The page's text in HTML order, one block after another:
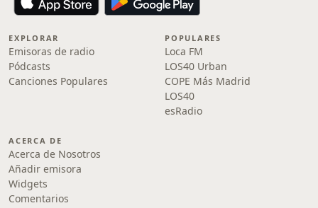
EXPLORAR
Emisoras de radio
Pódcasts
Canciones Populares
POPULARES
Loca FM
LOS40 Urban
COPE Más Madrid
LOS40
esRadio
ACERCA DE
Acerca de Nosotros
Añadir emisora
Widgets
Comentarios